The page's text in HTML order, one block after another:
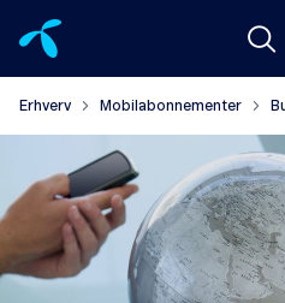
Erhverv Mobilabonnementer